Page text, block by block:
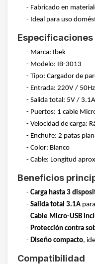
- Fabricado en
- Ideal para uso
- Marca: Ibek
- Modelo: IB-3013
- Tipo: Cargador de
- Entrada: 220V /
- Salida total: 5V / 3.1A
- Puertos: 1 cable
- Velocidad de carga:
- Enchufe: 2 patas
- Color: Blanco
- Cable: Longitud
Beneficios
- Carga hasta 3
- Salida total 3.1A
- Cable Micro-USB
- Protección contra
- Diseño compacto,
Compatibilidad